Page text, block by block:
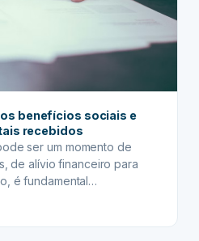
benefícios sociais e
recebidos
ser um momento de
de alívio financeiro para
é fundamental
patrimônio não vem